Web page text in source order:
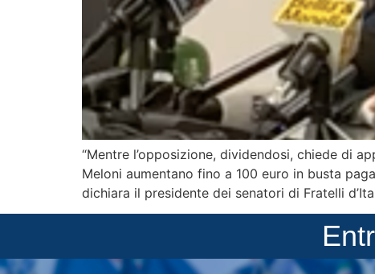
“Mentre l’opposizione, dividendosi, chiede di
Meloni aumentano fino a 100 euro in busta
dichiara il presidente dei senatori di Fratelli